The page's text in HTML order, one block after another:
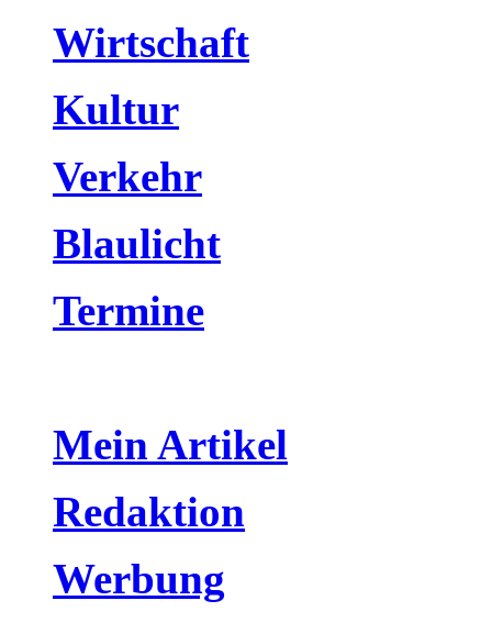
Wirtschaft
Kultur
Verkehr
Blaulicht
Termine
Mein Artikel
Redaktion
Werbung